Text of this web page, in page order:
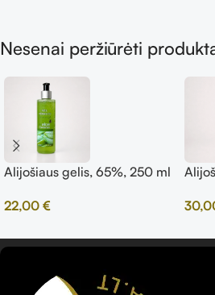
Nesenai peržiūrėti
Alijošiaus gelis, 65%, 250 ml
22,00 €